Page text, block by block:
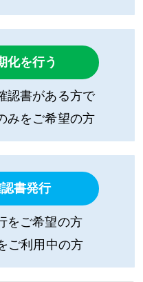
化を行う
認書がある方で
みをご希望の方
書発行
をご希望の方
ご利用中の方